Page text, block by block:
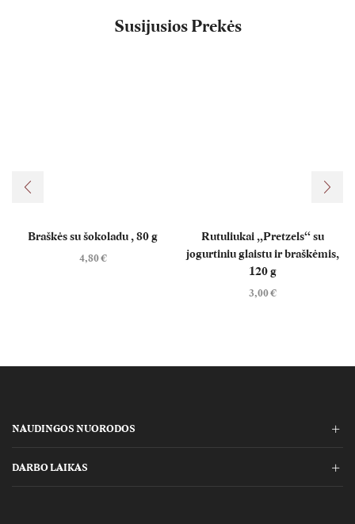
Susijusios Prekės
Braškės su šokoladu , 80 g
4,80€
Rutuliukai „Pretzels“ su
jogurtiniu glaistu ir braškėmis,
120 g
3,00€
NAUDINGOS NUORODOS
DARBO LAIKAS